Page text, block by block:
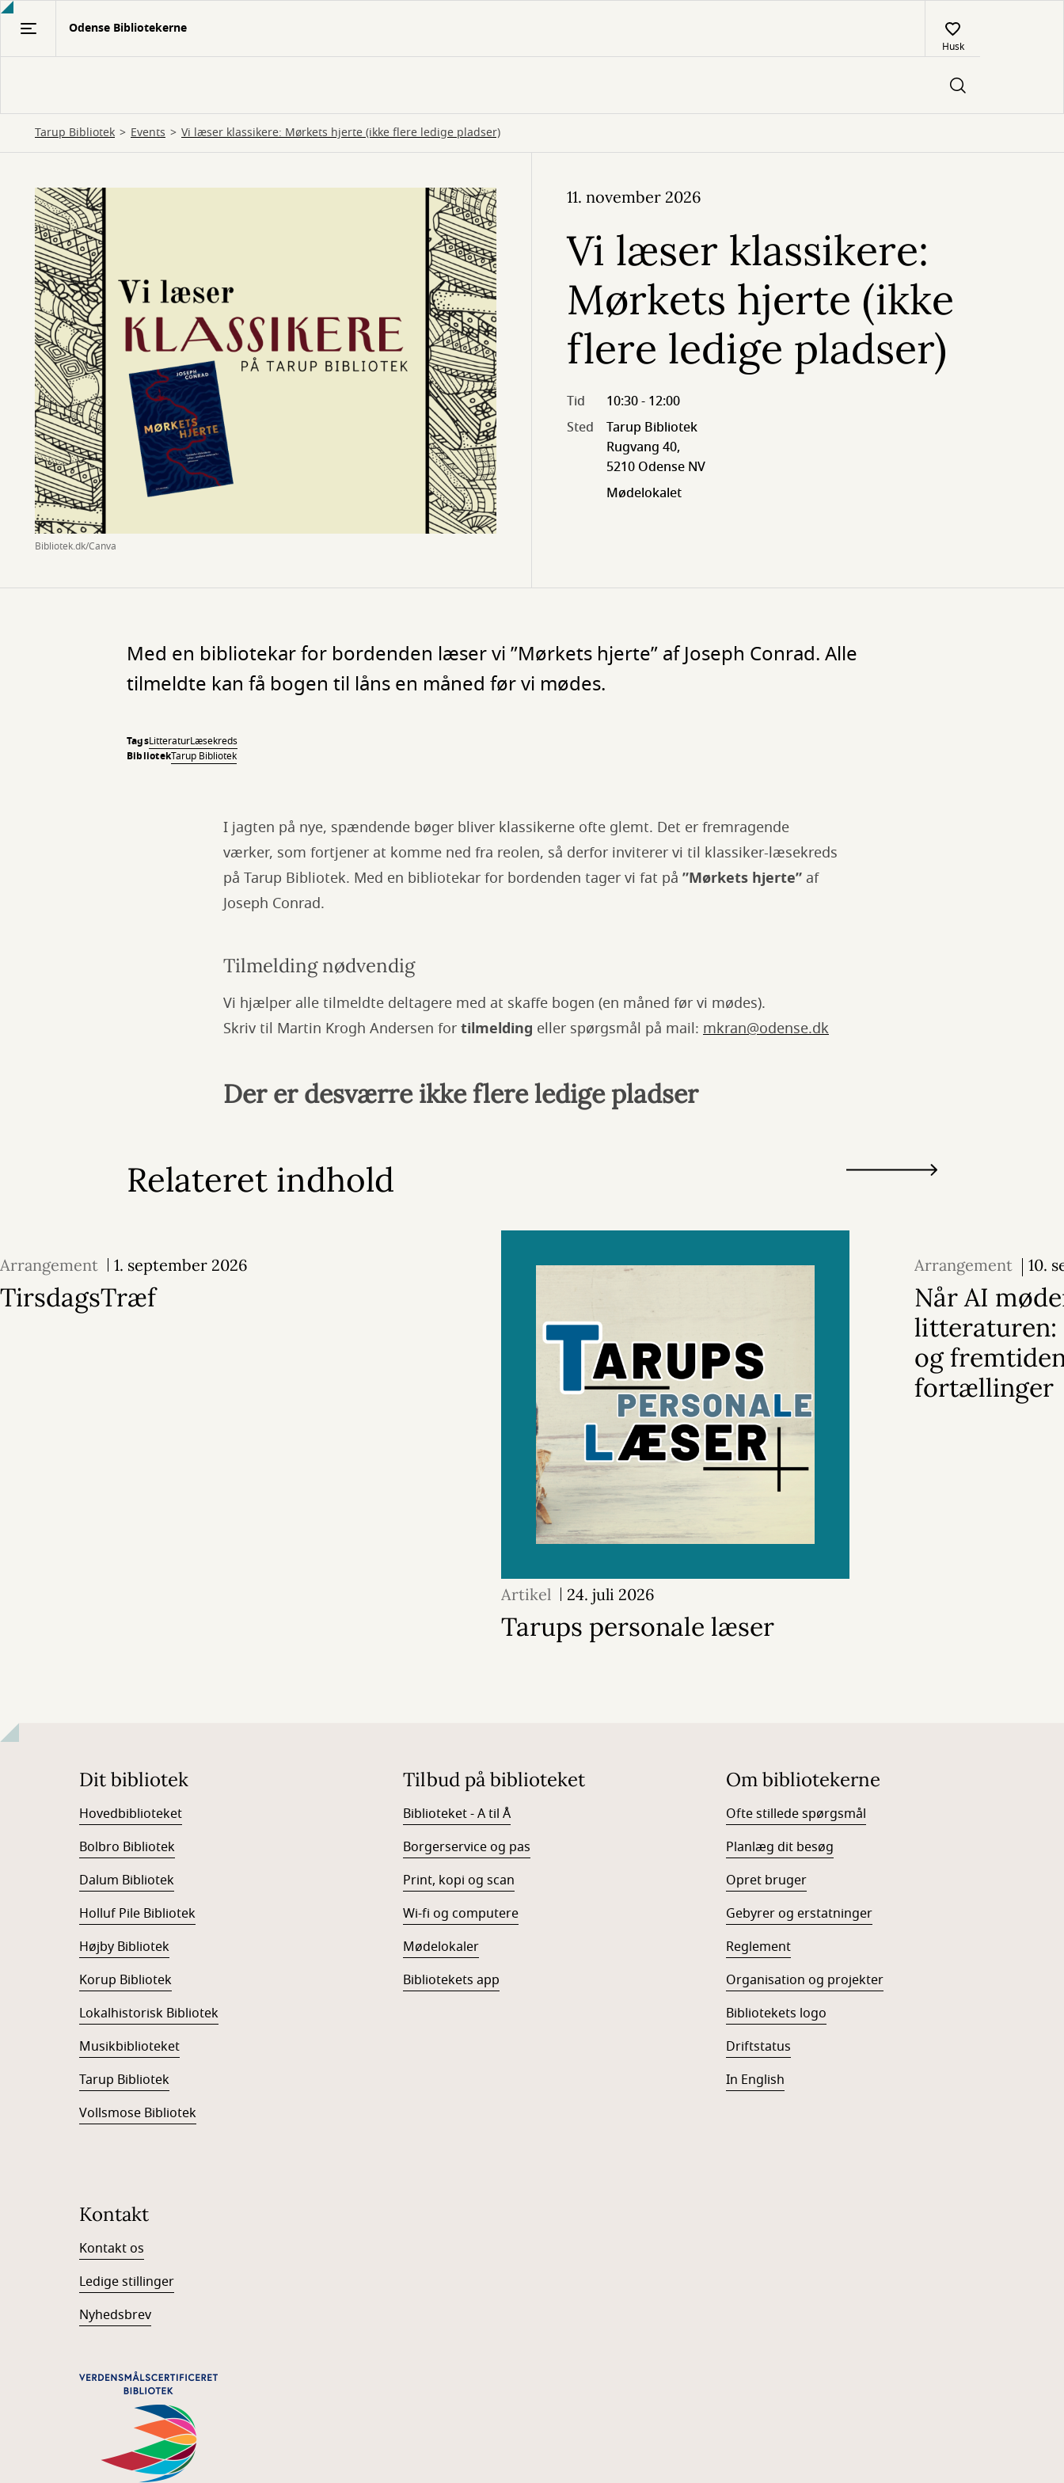
Gå
Odense Bibliotekerne
Husk
Tarup Bibliotek Events Vi læser klassikere: Mørkets hjerte (ikke flere ledige pladser)
Bibliotek.dk/Canva
11. november 2026
Vi læser klassikere:
Mørkets hjerte (ikke
flere ledige pladser)
Tid
10:30 - 12:00
Sted
Tarup Bibliotek
Rugvang 40,
5210 Odense NV
Mødelokalet
Med en bibliotekar for bordenden læser vi ”Mørkets hjerte” af Joseph Conrad. Alle
tilmeldte kan få bogen til låns en måned før vi mødes.
TagsLitteraturLæsekreds
BibliotekTarup Bibliotek
I jagten på nye, spændende bøger bliver klassikerne ofte glemt. Det er fremragende
værker, som fortjener at komme ned fra reolen, så derfor inviterer vi til klassiker-læsekreds
på Tarup Bibliotek. Med en bibliotekar for bordenden tager vi fat på ”Mørkets hjerte” af
Joseph Conrad.
Tilmelding nødvendig
Vi hjælper alle tilmeldte deltagere med at skaffe bogen (en måned før vi mødes).
Skriv til Martin Krogh Andersen fortilmelding eller spørgsmål på mail: mkran@odense.dk
Der er desværre ikke flere ledige pladser
Relateret indhold
Arrangement 1. september 2026
TirsdagsTræf
Artikel 24. juli 2026
Tarups personale læser
Arrangement
10.
2026
Når AI
litteraturen:
og
fortællinger
Dit bibliotek
Hovedbiblioteket
Bolbro Bibliotek
Dalum Bibliotek
Holluf Pile Bibliotek
Højby Bibliotek
Korup Bibliotek
Lokalhistorisk Bibliotek
Musikbiblioteket
Tarup Bibliotek
Vollsmose Bibliotek
Tilbud på biblioteket
Biblioteket - A til Å
Borgerservice og pas
Print, kopi og scan
Wi-fi og computere
Mødelokaler
Bibliotekets app
Om bibliotekerne
Ofte stillede spørgsmål
Planlæg dit besøg
Opret bruger
Gebyrer og erstatninger
Reglement
Organisation og projekter
Bibliotekets logo
Driftstatus
In English
Kontakt
Kontakt os
Ledige stillinger
Nyhedsbrev